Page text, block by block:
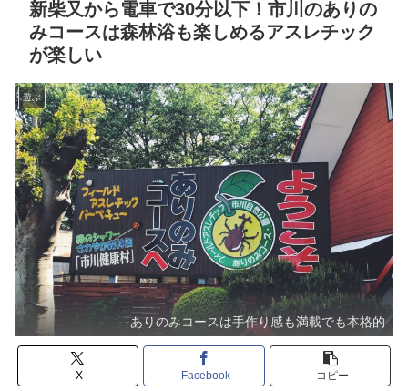
新柴又から電車で30分以下！市川のありの
みコースは森林浴も楽しめるアスレチック
が楽しい
遊ぶ
ありのみコースは手作り感も満載でも本格的
X Facebook コピー